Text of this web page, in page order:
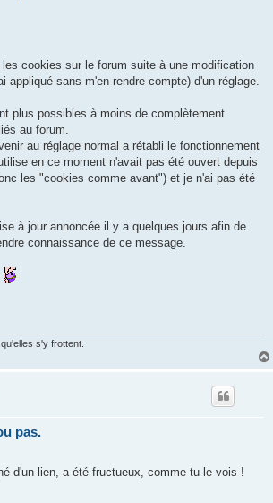
les cookies sur le forum suite à une modification
appliqué sans m'en rendre compte) d'un réglage.
plus possibles à moins de complètement
au forum.
au réglage normal a rétabli le fonctionnement
en ce moment n'avait pas été ouvert depuis
les "cookies comme avant") et je n'ai pas été
à jour annoncée il y a quelques jours afin de
connaissance de ce message.
s'y frottent.
pas.
d'un lien, a été fructueux, comme tu le vois !